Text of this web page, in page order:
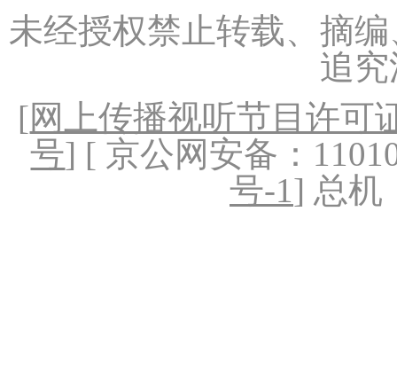
未经授权禁止转载、摘
追
[网上传播视听节目许可
号] [ 京公网安备：
号-1] 总机